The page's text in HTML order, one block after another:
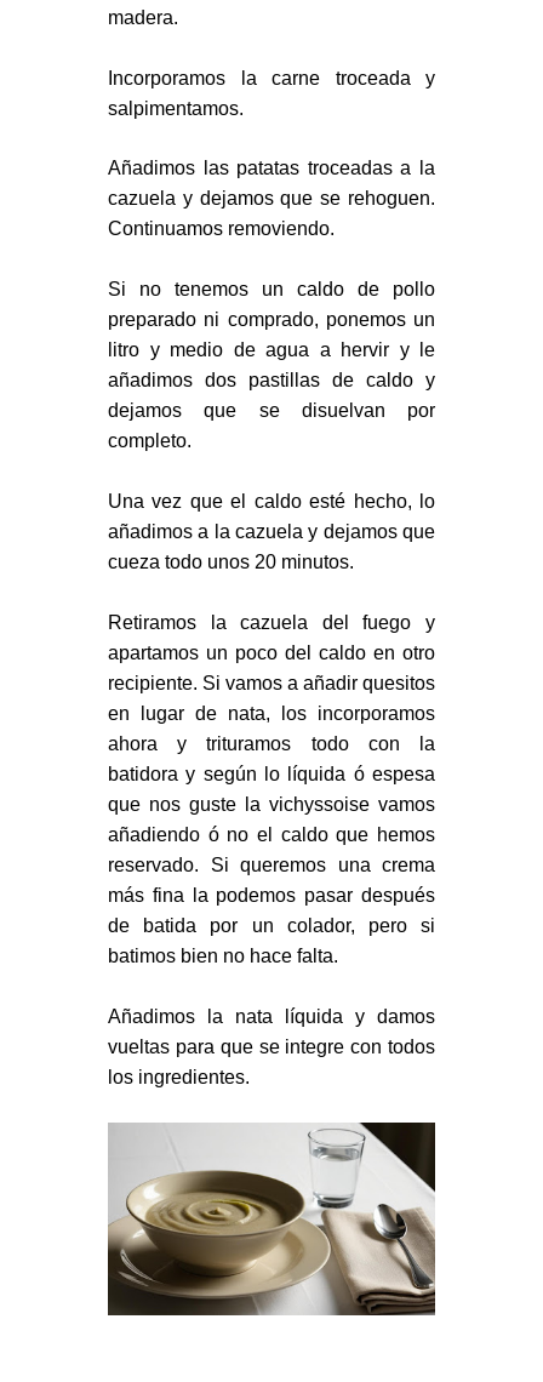
madera.
Incorporamos la carne troceada y
salpimentamos.
Añadimos las patatas troceadas a la
cazuela y dejamos que se rehoguen.
Continuamos removiendo.
Si no tenemos un caldo de pollo
preparado ni comprado, ponemos un
litro y medio de agua a hervir y le
añadimos dos pastillas de caldo y
dejamos que se disuelvan por
completo.
Una vez que el caldo esté hecho, lo
añadimos a la cazuela y dejamos que
cueza todo unos 20 minutos.
Retiramos la cazuela del fuego y
apartamos un poco del caldo en otro
recipiente. Si vamos a añadir quesitos
en lugar de nata, los incorporamos
ahora y trituramos todo con la
batidora y según lo líquida ó espesa
que nos guste la vichyssoise vamos
añadiendo ó no el caldo que hemos
reservado. Si queremos una crema
más fina la podemos pasar después
de batida por un colador, pero si
batimos bien no hace falta.
Añadimos la nata líquida y damos
vueltas para que se integre con todos
los ingredientes.